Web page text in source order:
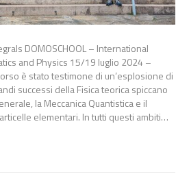
DOMOSCHOOL – International
and Physics 15/19 luglio 2024 –
è stato testimone di un’esplosione di
successi della Fisica teorica spiccano
la Meccanica Quantistica e il
elementari. In tutti questi ambiti…